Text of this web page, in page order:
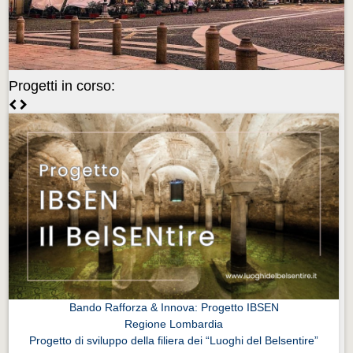
Videonews
Videonews
Eventi
Eventi
CHI SIAMO
CHI SIAMO
CITTÀ
CITTÀ
Guida turistica rapida
Guida turistica rapida
Musica e teatro
Musica e teatro
Distretto industriale
Progetti in corso:
Bando Rafforza & Innova: Progetto IBSEN
Regione Lombardia
Progetto di sviluppo della filiera dei “Luoghi del Belsentire”